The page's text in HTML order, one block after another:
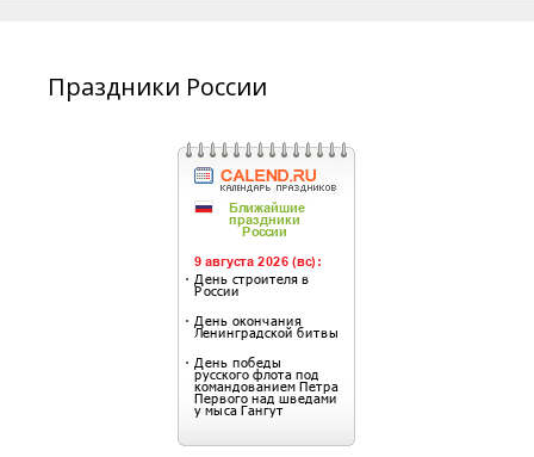
Праздники России